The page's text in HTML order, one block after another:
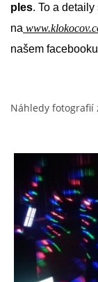
ples. To a
na
našem
Náhledy fotografií